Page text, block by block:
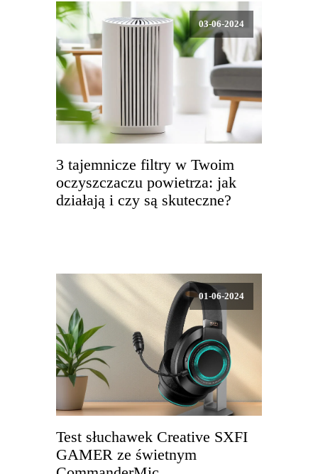
03-06-2024
3 tajemnicze filtry w Twoim
oczyszczaczu powietrza: jak
działają i czy są skuteczne?
01-06-2024
Test słuchawek Creative SXFI
GAMER ze świetnym